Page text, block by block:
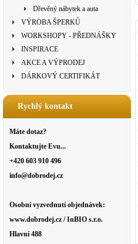
Dřevěný nábytek a auta
VÝROBA ŠPERKŮ
WORKSHOPY - PŘEDNÁŠKY
INSPIRACE
AKCE A VÝPRODEJ
DÁRKOVÝ CERTIFIKÁT
Rychlý kontakt
Máte dotaz?
Kontaktujte Evu...
+420 603 910 496
info@dobrodej.cz
Osobní vyzvednutí objednávek:
www.dobrodej.cz / InBIO s.r.o.
Hlavní 488